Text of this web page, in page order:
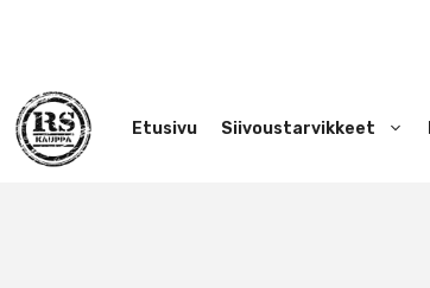
Etusivu Siivoustarvikkeet